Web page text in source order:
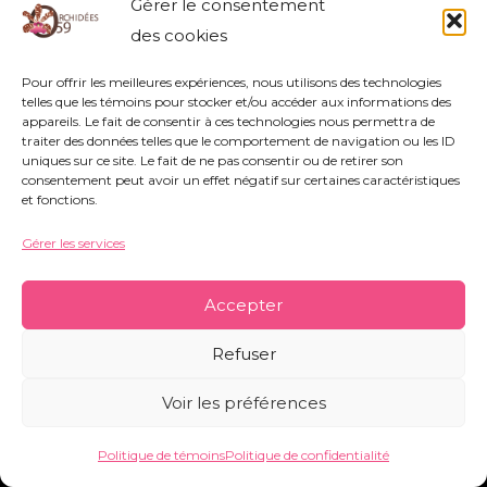
Gérer le consentement
des cookies
Pour offrir les meilleures expériences, nous utilisons des technologies
telles que les témoins pour stocker et/ou accéder aux informations des
appareils. Le fait de consentir à ces technologies nous permettra de
traiter des données telles que le comportement de navigation ou les ID
uniques sur ce site. Le fait de ne pas consentir ou de retirer son
consentement peut avoir un effet négatif sur certaines caractéristiques
et fonctions.
Gérer les services
Accepter
Refuser
Voir les préférences
Politique de témoinsPolitique de confidentialité
rue Nestor Bouliez - 59690 Vieux-Condé -
Politique de témoins- Conditions générales
Copyright © 2026 Orchidées 59 | Réalisé par CO&COM